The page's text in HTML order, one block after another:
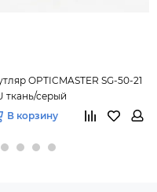
OPTICMASTER SG-50-21
ткань/серый
В корзину